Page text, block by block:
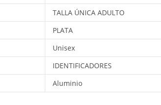
TALLA ÚNICA ADULTO
PLATA
Unisex
IDENTIFICADORES
Aluminio